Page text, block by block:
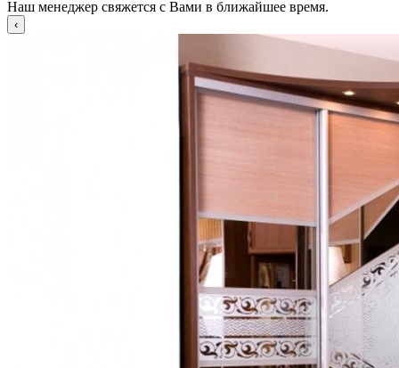
Наш менеджер свяжется с Вами в ближайшее время.